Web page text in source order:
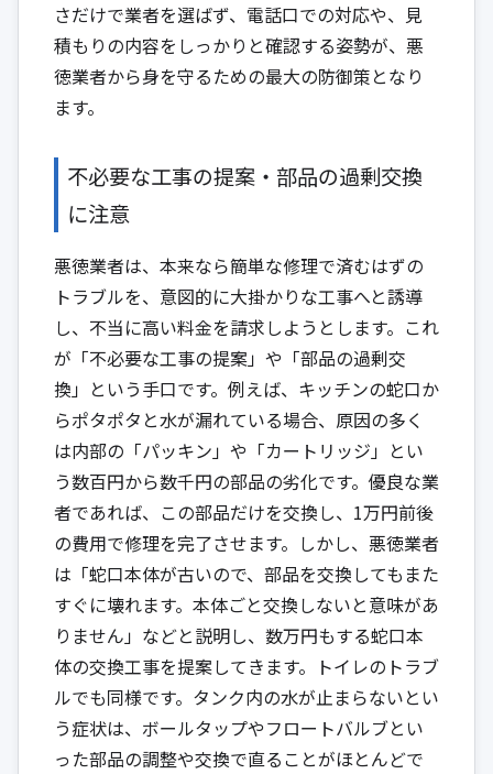
さだけで業者を選ばず、電話口での対応や、見
積もりの内容をしっかりと確認する姿勢が、悪
徳業者から身を守るための最大の防御策となり
ます。
不必要な工事の提案・部品の過剰交換
に注意
悪徳業者は、本来なら簡単な修理で済むはずの
トラブルを、意図的に大掛かりな工事へと誘導
し、不当に高い料金を請求しようとします。これ
が「不必要な工事の提案」や「部品の過剰交
換」という手口です。例えば、キッチンの蛇口か
らポタポタと水が漏れている場合、原因の多く
は内部の「パッキン」や「カートリッジ」とい
う数百円から数千円の部品の劣化です。優良な業
者であれば、この部品だけを交換し、1万円前後
の費用で修理を完了させます。しかし、悪徳業者
は「蛇口本体が古いので、部品を交換してもまた
すぐに壊れます。本体ごと交換しないと意味があ
りません」などと説明し、数万円もする蛇口本
体の交換工事を提案してきます。トイレのトラブ
ルでも同様です。タンク内の水が止まらないとい
う症状は、ボールタップやフロートバルブとい
った部品の調整や交換で直ることがほとんどで